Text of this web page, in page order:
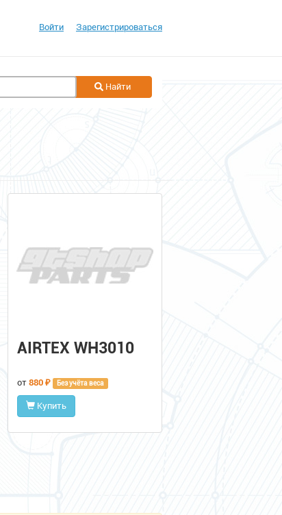
Войти Зарегистрироваться
Найти
AIRTEX WH3010
от 880 ₽ Без учёта веса
Купить